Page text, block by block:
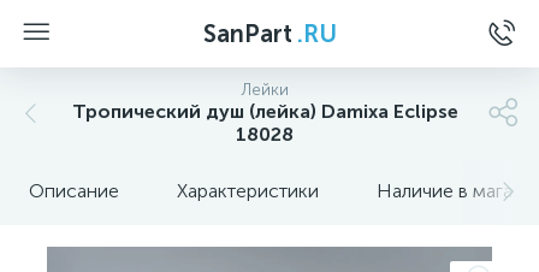
SanPart .RU
Лейки
Тропический душ (лейка) Damixa Eclipse
18028
Описание Характеристики Наличие в